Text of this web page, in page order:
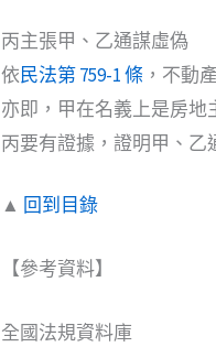
丙主張甲、乙通謀虛偽
依民法第 759-1 條 ，不動
亦即，甲在名義上是房地
丙要有證據，證明甲、乙
▲ 回到目錄
【參考資料】
全國法規資料庫